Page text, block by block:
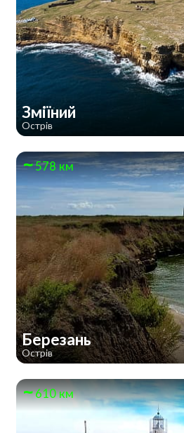
Зміїний
Острів
578 км
Березань
Острів
610 км